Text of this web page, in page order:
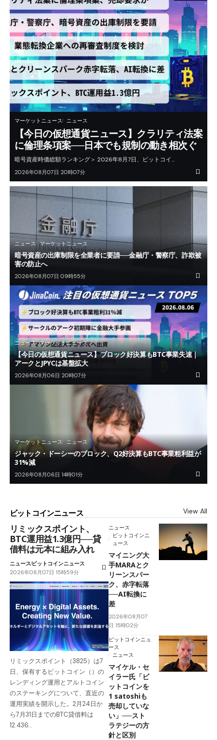
マーケットニュース ニュース
【今日の仮想通貨ニュース】クラリティ法案
に倫理条項案──日本でも規制の動き相次ぐ
暗号資産時価総額ランキング＞ 2026年8月7日、ビットコイ…
2026年08月07日 20時07分
ニュース マーケットニュース
暗号資産の出庫制限を全業者に要請──金融庁・警察庁、詐欺被
害の防止へ
2026年08月07日 09時55分
ニュース マーケットニュース
【今日の仮想通貨ニュース】ブロック好決算もBTC事業失速｜
アークとJPYCは基盤拡大
2026年08月06日 20時07分
マーケットニュース ニュース
ジャック・ドーシーのブロック、Q2好決算もBTC事業粗利益が
31%減
2026年08月06日 14時01分
ビットコインニュース View All
リミックスポイント、
BTC運用益1.3億円──貸
借料は元本に組み入れ
ニュースビットコインニュース
2026年08月07日 15時59分
リミックスポイント（3825）は7
日、保有するビットコイン（）の
レンディング運用とアルトコイン
のステーキングについて、直近の
運用実績を開示した。2月24日か
ら7月31日までのBTC貸借料は
12.436…
ニュース
ビットコインニ
ュース
マイニング大
手MARAとク
リーンスパー
ク、赤字転落
──AI転換に
差
2026年08月07
日 15時02分
ビットコインニュ
ース
ニュース
マイケル・セ
イラー氏「ビ
ットコインを
1 satoshiも
売却していな
い」──スト
ラテジーの方
針と区別